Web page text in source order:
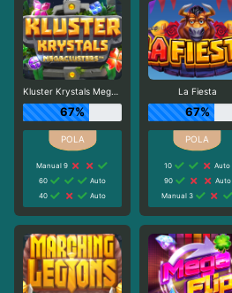
Kluster Krystals Megaclusters
67%
Manual 9
60
Auto
40
Auto
La Fiesta
67%
10
Auto
90
Auto
Manual 3